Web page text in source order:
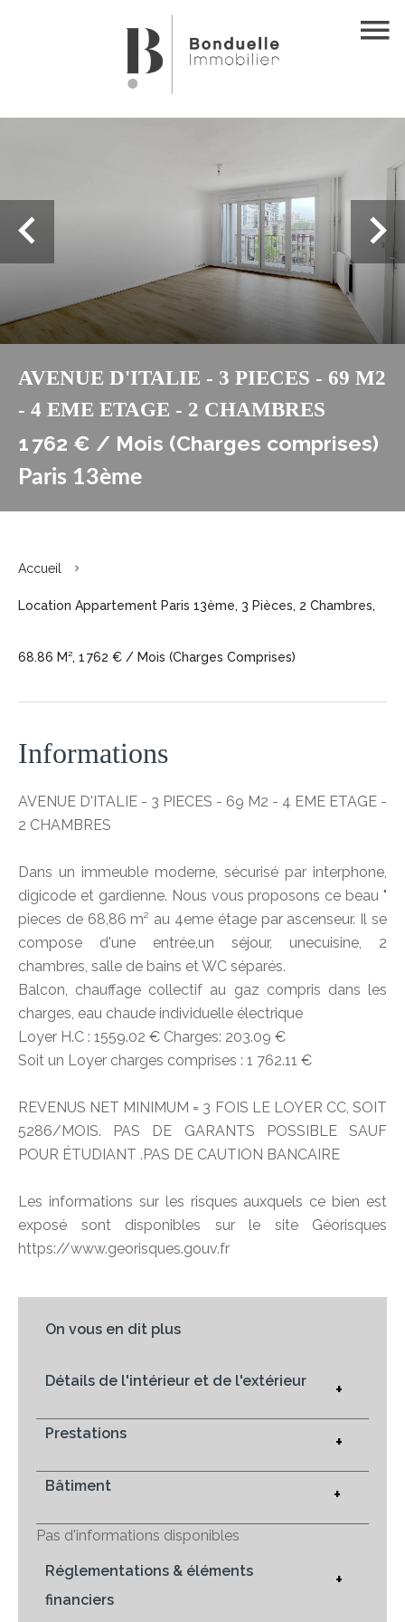
AVENUE D'ITALIE - 3 PIECES - 69 M2
- 4 EME ETAGE - 2 CHAMBRES
1 762 € / Mois (Charges comprises)
Paris 13ème
Accueil
Location Appartement Paris 13ème, 3 Pièces, 2 Chambres,
68.86 M², 1 762 € / Mois (Charges Comprises)
Informations
AVENUE D'ITALIE - 3 PIECES - 69 M2 - 4 EME ETAGE -
2 CHAMBRES
Dans un immeuble moderne, sécurisé par interphone,
digicode et gardienne. Nous vous proposons ce beau "
pieces de 68,86 m² au 4eme étage par ascenseur. Il se
compose d'une entrée,un séjour, unecuisine, 2
chambres, salle de bains et WC séparés.
Balcon, chauffage collectif au gaz compris dans les
charges, eau chaude individuelle électrique
Loyer H.C : 1559.02 € Charges: 203.09 €
Soit un Loyer charges comprises : 1 762.11 €
REVENUS NET MINIMUM = 3 FOIS LE LOYER CC, SOIT
5286/MOIS. PAS DE GARANTS POSSIBLE SAUF
POUR ÉTUDIANT .PAS DE CAUTION BANCAIRE
Les informations sur les risques auxquels ce bien est
exposé sont disponibles sur le site Géorisques
https://www.georisques.gouv.fr
On vous en dit plus
Détails de l'intérieur et de l'extérieur +
Prestations +
Bâtiment +
Pas d'informations disponibles
Réglementations & éléments
financiers
+